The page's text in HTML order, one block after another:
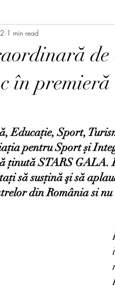
în
1 min read
Educație, Sport,
pentru Sport și
ținută STARS GALA.
să susțină şi să
din România si nu